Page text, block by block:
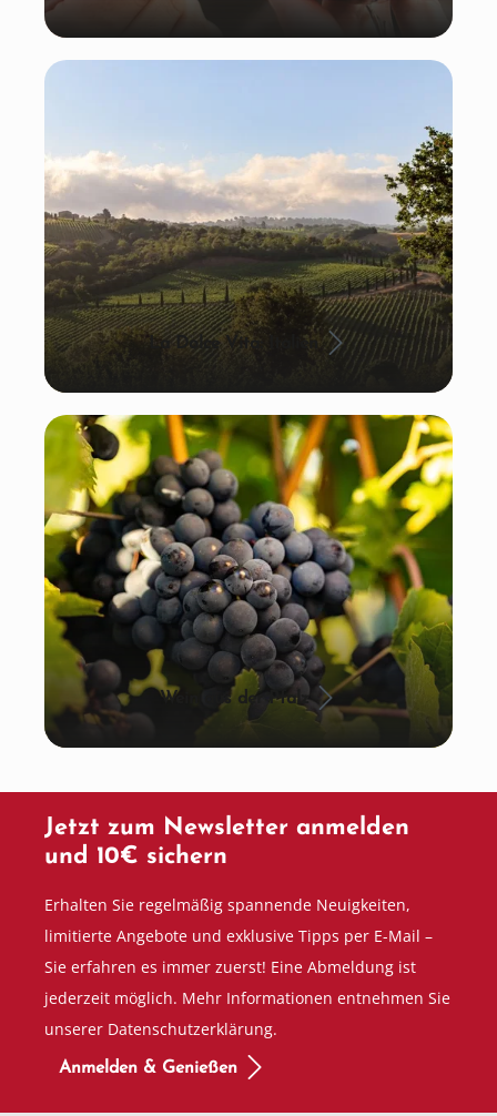
La Dolce Vita: Italien
Wein aus der Pfalz
Jetzt zum Newsletter anmelden
und 10€ sichern
Erhalten Sie regelmäßig spannende Neuigkeiten,
limitierte Angebote und exklusive Tipps per E-Mail –
Sie erfahren es immer zuerst! Eine Abmeldung ist
jederzeit möglich. Mehr Informationen entnehmen Sie
unserer Datenschutzerklärung.
Anmelden & Genießen